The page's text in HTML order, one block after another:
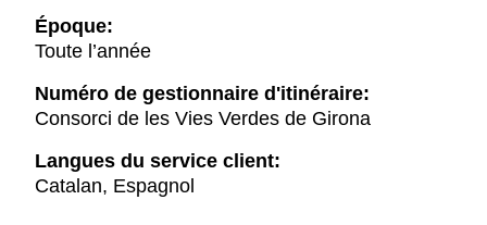
Époque:
Toute l’année
Numéro de gestionnaire d'itinéraire:
Consorci de les Vies Verdes de Girona
Langues du service client:
Catalan, Espagnol